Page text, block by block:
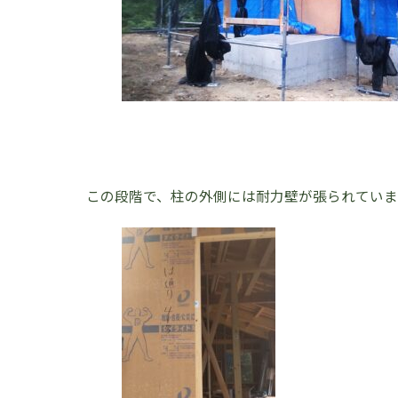
この段階で、柱の外側には耐力壁が張られてい